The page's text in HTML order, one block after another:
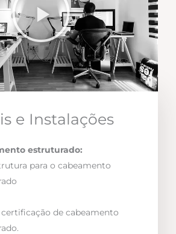
e Instalações
estruturado:
para o cabeamento
de cabeamento